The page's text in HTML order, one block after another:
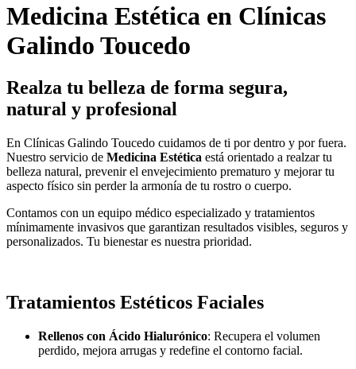
Medicina Estética en Clínicas
Galindo Toucedo
Realza tu belleza de forma segura,
natural y profesional
En Clínicas Galindo Toucedo cuidamos de ti por dentro y por fuera.
Nuestro servicio de Medicina Estética está orientado a realzar tu
belleza natural, prevenir el envejecimiento prematuro y mejorar tu
aspecto físico sin perder la armonía de tu rostro o cuerpo.
Contamos con un equipo médico especializado y tratamientos
mínimamente invasivos que garantizan resultados visibles, seguros y
personalizados. Tu bienestar es nuestra prioridad.
Tratamientos Estéticos Faciales
Rellenos con Ácido Hialurónico: Recupera el volumen
perdido, mejora arrugas y redefine el contorno facial.